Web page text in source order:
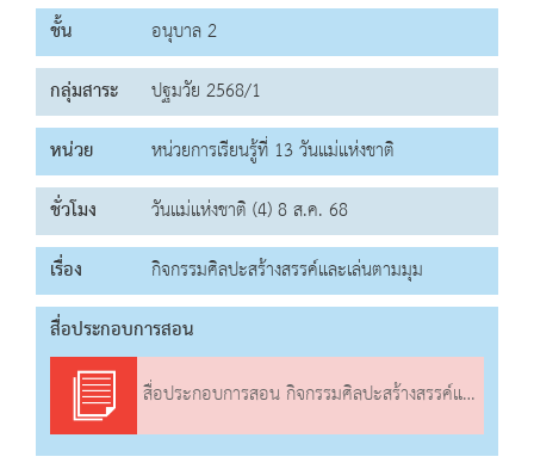
ชั้น
อนุบาล 2
กลุ่มสาระ
ปฐมวัย 2568/1
หน่วย
หน่วยการเรียนรู้ที่ 13 วันแม่แห่งชาติ
ชั่วโมง
วันแม่แห่งชาติ (4) 8 ส.ค. 68
เรื่อง
กิจกรรมศิลปะสร้างสรรค์และเล่นตามมุม
สื่อประกอบการสอน
สื่อประกอบการสอน กิจกรรมศิลปะสร้างสรรค์และเล่นตามมุม